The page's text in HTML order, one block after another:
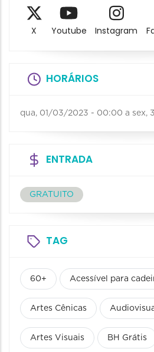
X Youtube Instagram
HORÁRIOS
qua, 01/03/2023 - 00:00 a sex,
ENTRADA
GRATUITO
TAG
60+ Acessível para
Artes Cênicas
Artes Visuais BH Grátis